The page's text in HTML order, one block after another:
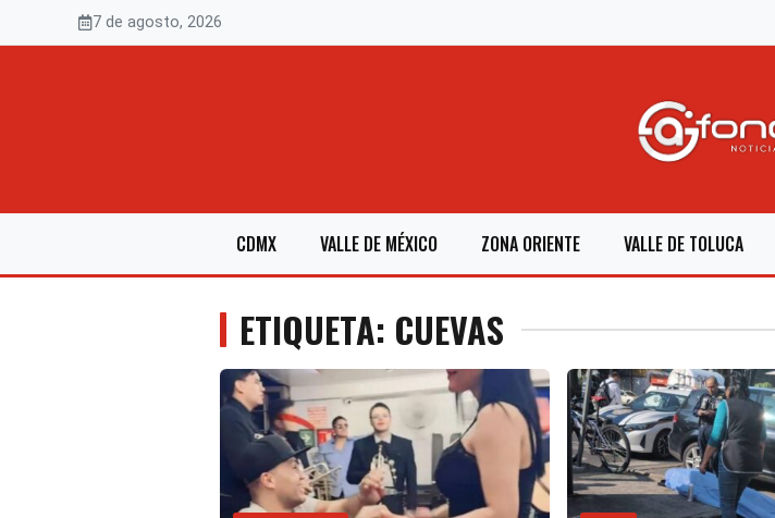
7 de agosto, 2026
CDMX VALLE DE MÉXICO ZONA ORIENTE VALLE DE TOLUCA
ETIQUETA: CUEVAS